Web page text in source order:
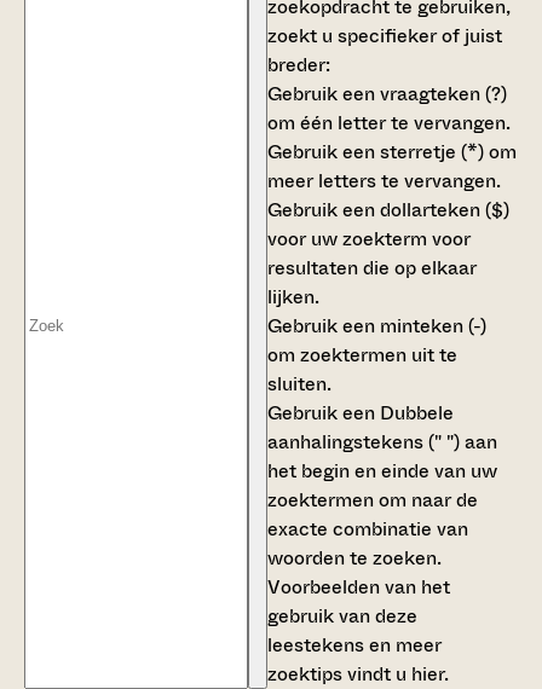
zoekopdracht te gebruiken,
zoekt u specifieker of juist
breder:
Gebruik eenvraagteken (?)
om één letter te vervangen.
Gebruik eensterretje (*)om
meer letters te vervangen.
Gebruik eendollarteken ($)
voor uw zoekterm voor
resultaten die op elkaar
lijken.
Gebruik een minteken (-)
om zoektermen uit te
sluiten.
Gebruik een Dubbele
aanhalingstekens (" ")aan
het begin en einde van uw
zoektermen om naar de
exacte combinatie van
woorden te zoeken.
Voorbeelden van het
gebruik van deze
leestekens en meer
zoektips vindt u hier.